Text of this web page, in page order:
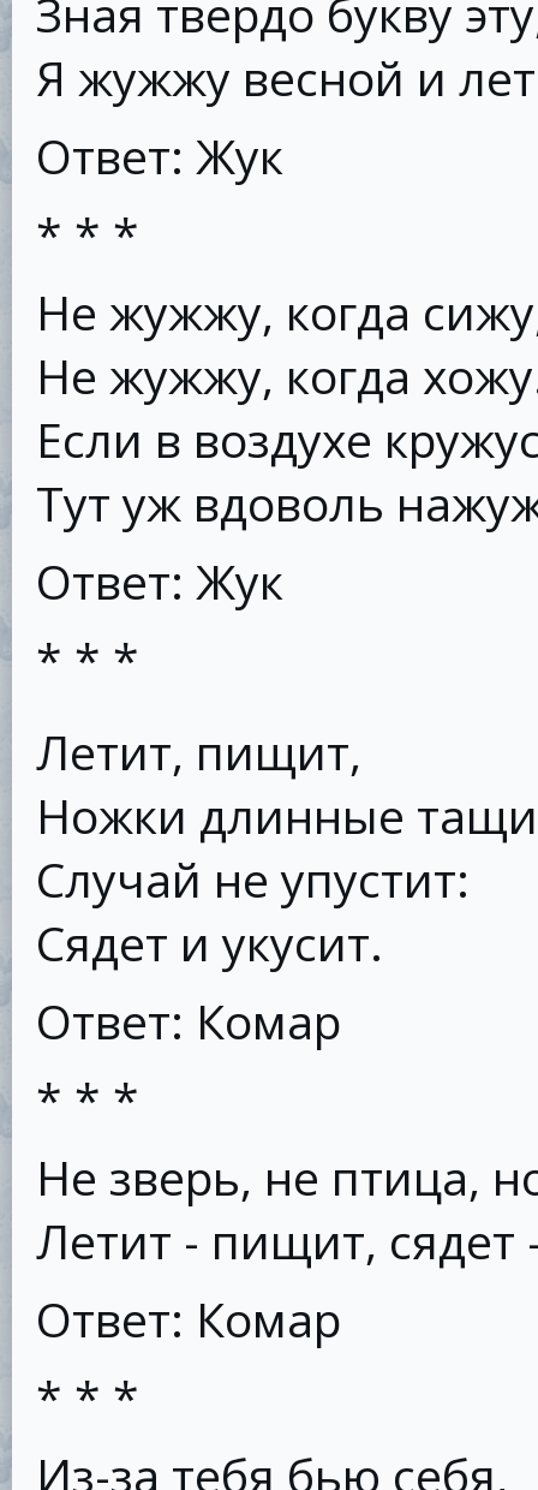
Зная твердо букву
Я жужжу весной и
Ответ: Жук
* * *
Не жужжу, когда
Не жужжу, когда
Если в воздухе
Тут уж вдоволь
Ответ: Жук
* * *
Летит, пищит,
Ножки длинные
Случай не упустит:
Сядет и укусит.
Ответ: Комар
* * *
Не зверь, не птица,
Летит - пищит, сядет
Ответ: Комар
* * *
Из-за тебя бью себя,